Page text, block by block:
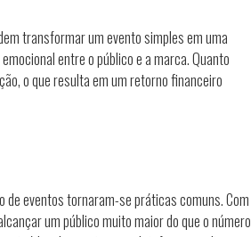
transformar um evento simples em uma
entre o público e a marca. Quanto
o que resulta em um retorno financeiro
de eventos tornaram-se práticas comuns. Com
um público muito maior do que o número